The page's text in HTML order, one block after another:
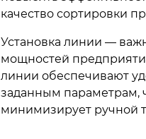
качество сортировки
Установка линии —
мощностей
линии обеспечивают
заданным параметрам,
минимизирует ручной